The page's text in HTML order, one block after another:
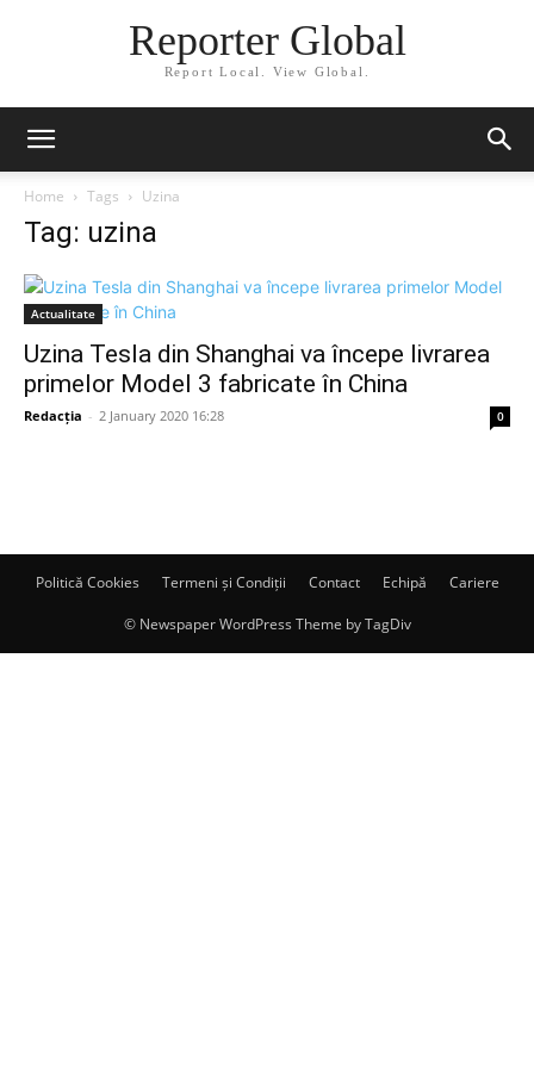
Reporter Global
Report Local. View Global.
Home Tags Uzina
Tag: uzina
Actualitate
Uzina Tesla din Shanghai va începe livrarea
primelor Model 3 fabricate în China
Redacția - 2 January 2020 16:28 0
Politică Cookies Termeni și Condiții Contact Echipă Cariere
© Newspaper WordPress Theme by TagDiv